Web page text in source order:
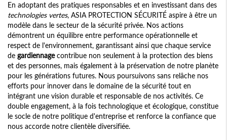
En adoptant des pratiques responsables et en investissant dans des
technologies vertes, ASIA PROTECTION SÉCURITÉ aspire à être un
modèle dans le secteur de la sécurité privée. Nos actions
démontrent un équilibre entre performance opérationnelle et
respect de l'environnement, garantissant ainsi que chaque service
de gardiennagecontribue non seulement à la protection des biens
et des personnes, mais également à la préservation de notre planète
pour les générations futures. Nous poursuivons sans relâche nos
efforts pour innover dans le domaine de la sécurité tout en
intégrant une vision durable et responsable de nos activités. Ce
double engagement, à la fois technologique et écologique, constitue
le socle de notre politique d'entreprise et renforce la confiance que
nous accorde notre clientèle diversifiée.